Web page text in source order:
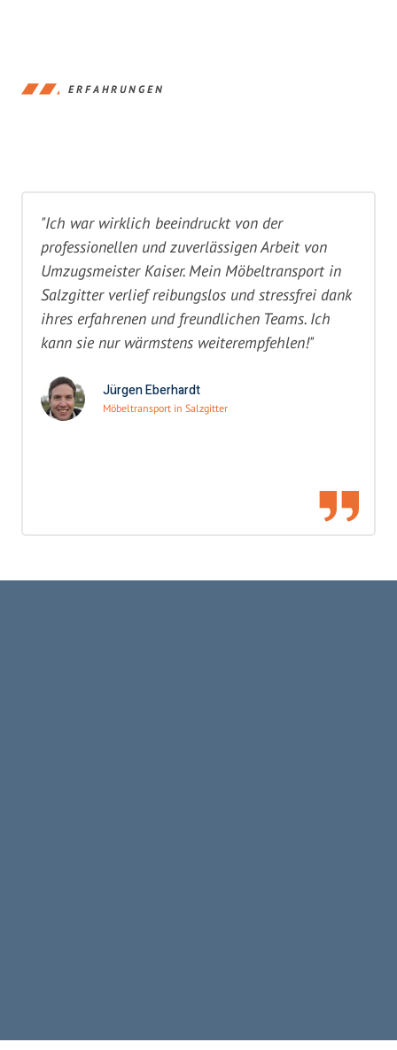
ERFAHRUNGEN
"Ich war wirklich beeindruckt von der
professionellen und zuverlässigen Arbeit von
Umzugsmeister Kaiser. Mein Möbeltransport in
Salzgitter verlief reibungslos und stressfrei dank
ihres erfahrenen und freundlichen Teams. Ich
kann sie nur wärmstens weiterempfehlen!"
Jürgen Eberhardt
Möbeltransport in Salzgitter